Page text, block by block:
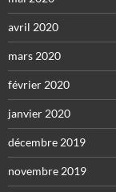
avril 2020
mars 2020
février 2020
janvier 2020
décembre 2019
novembre 2019